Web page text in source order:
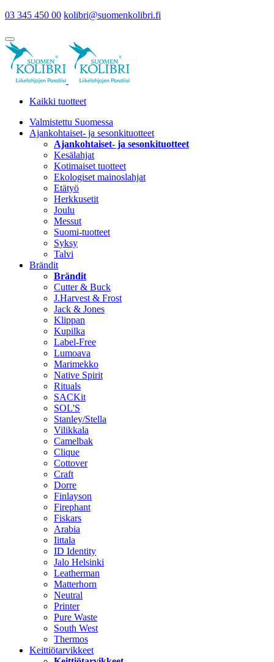
03 345 450 00 kolibri@suomenkolibri.fi
Kaikki tuotteet
Valmistettu Suomessa
Ajankohtaiset- ja sesonkituotteet
Ajankohtaiset- ja sesonkituotteet
Kesälahjat
Kotimaiset tuotteet
Ekologiset mainoslahjat
Etätyö
Herkkusetit
Joulu
Messut
Suomi-tuotteet
Syksy
Talvi
Brändit
Brändit
Cutter & Buck
J.Harvest & Frost
Jack & Jones
Klippan
Kupilka
Label-Free
Lumoava
Marimekko
Native Spirit
Rituals
SACKit
SOL'S
Stanley/Stella
Vilikkala
Camelbak
Clique
Cottover
Craft
Dorre
Finlayson
Firephant
Fiskars
Arabia
Iittala
ID Identity
Jalo Helsinki
Leatherman
Matterhorn
Neutral
Printer
Pure Waste
South West
Thermos
Keittiötarvikkeet